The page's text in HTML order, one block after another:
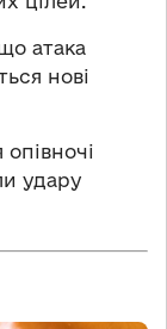
атака
нові
удару